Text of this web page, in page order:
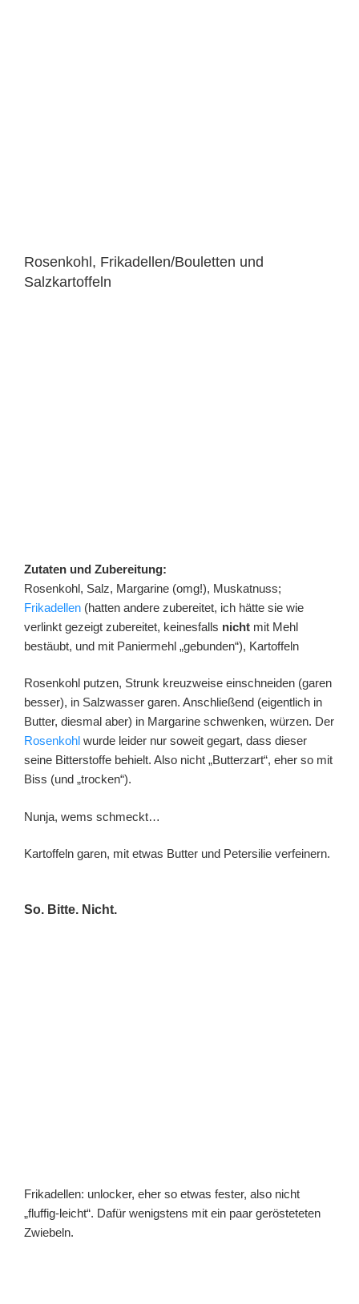
Rosenkohl, Frikadellen/Bouletten und
Salzkartoffeln
Zutaten und Zubereitung:
Rosenkohl, Salz, Margarine (omg!), Muskatnuss;
Frikadellen (hatten andere zubereitet, ich hätte sie wie
verlinkt gezeigt zubereitet, keinesfalls nicht mit Mehl
bestäubt, und mit Paniermehl „gebunden“), Kartoffeln
Rosenkohl putzen, Strunk kreuzweise einschneiden (garen
besser), in Salzwasser garen. Anschließend (eigentlich in
Butter, diesmal aber) in Margarine schwenken, würzen. Der
Rosenkohl wurde leider nur soweit gegart, dass dieser
seine Bitterstoffe behielt. Also nicht „Butterzart“, eher so mit
Biss (und „trocken“).
Nunja, wems schmeckt…
Kartoffeln garen, mit etwas Butter und Petersilie verfeinern.
So. Bitte. Nicht.
Frikadellen: unlocker, eher so etwas fester, also nicht
„fluffig-leicht“. Dafür wenigstens mit ein paar gerösteteten
Zwiebeln.